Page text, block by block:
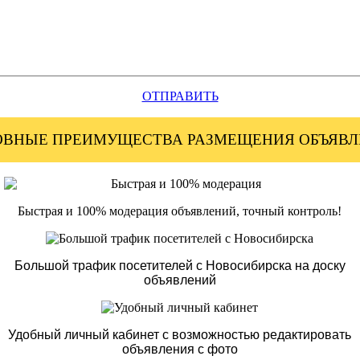
ОТПРАВИТЬ
ПРЕИМУЩЕСТВА РАЗМЕЩЕНИЯ
Быстрая и 100% модерация объявлений, точный контроль!
Большой трафик посетителей с Новосибирска на доску
объявлений
Удобный личный кабинет с возможностью редактировать
объявления с фото